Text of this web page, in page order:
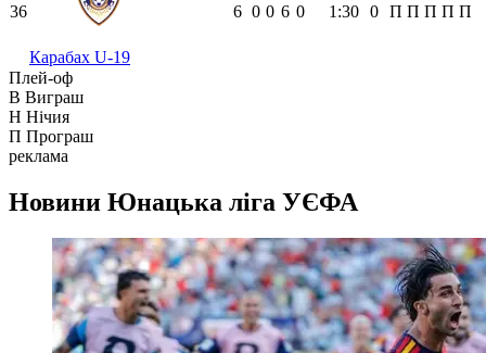
36
Карабах U-19
6 0 0 6 0 1:30 0 П П П П П
Плей-оф
В Виграш
Н Нічия
П Програш
реклама
Новини Юнацька ліга УЄФА